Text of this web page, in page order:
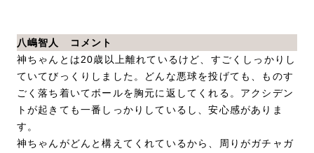
八嶋智人 コメント
神ちゃんとは20歳以上離れているけど、すごくしっかりし
ていてびっくりしました。どんな悪球を投げても、ものす
ごく落ち着いてボールを胸元に返してくれる。アクシデン
トが起きても一番しっかりしているし、安心感がありま
す。
神ちゃんがどんと構えてくれているから、周りがガチャガ